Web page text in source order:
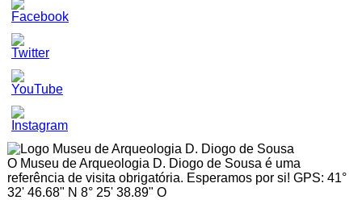
Set
Youtube
Channel
ID
O Museu de Arqueologia D. Diogo de Sousa é uma
referência de visita obrigatória. Esperamos por si! GPS: 41°
32' 46.68" N 8° 25' 38.89" O